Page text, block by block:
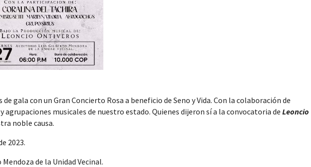
gala con un Gran Concierto Rosa a beneficio de Seno y Vida. Con la colaboración de
musicales de nuestro estado. Quienes dijeron sí a la convocatoria deLeoncio
noble causa.
2023.
de la Unidad Vecinal.